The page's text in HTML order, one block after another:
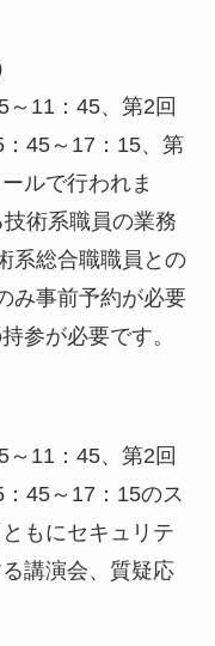
11：45、第2回
45～17：15、第
ルで行われま
術系職員の業務
系総合職職員との
み事前予約が必要
参が必要です。
11：45、第2回
45～17：15のス
もにセキュリテ
講演会、質疑応